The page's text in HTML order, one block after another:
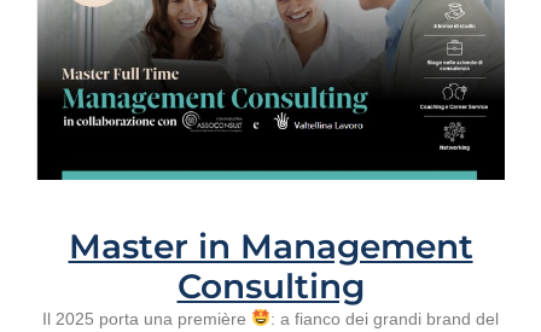
Master in Management
Consulting
Il 2025 porta una première
: a fianco dei grandi brand del